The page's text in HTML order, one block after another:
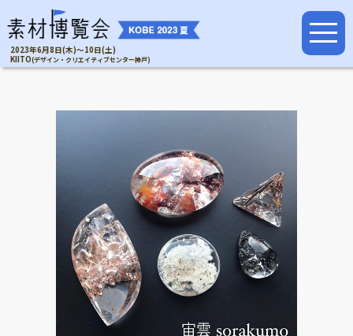
2023年6月8日(木)～10日(土)
KIITO(デザイン・クリエイティブセンター神戸)